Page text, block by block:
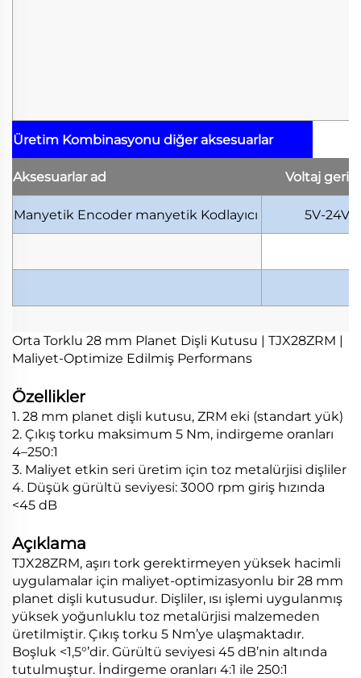
Üretim Kombinasyonu diğer aksesuarlar
Aksesuarlar ad Voltaj
Manyetik Encoder manyetik Kodlayıcı 5V-24V
Orta Torklu 28 mm Planet Dişli Kutusu | TJX28ZRM |
Maliyet-Optimize Edilmiş Performans
Özellikler
1. 28 mm planet dişli kutusu, ZRM eki (standart yük)
2. Çıkış torku maksimum 5 Nm, indirgeme oranları
4–250:1
3. Maliyet etkin seri üretim için toz metalürjisi dişliler
4. Düşük gürültü seviyesi: 3000 rpm giriş hızında
<45 dB
Açıklama
TJX28ZRM, aşırı tork gerektirmeyen yüksek hacimli
uygulamalar için maliyet-optimizasyonlu bir 28 mm
planet dişli kutusudur. Dişliler, ısı işlemi uygulanmış
yüksek yoğunluklu toz metalürjisi malzemeden
üretilmiştir. Çıkış torku 5 Nm’ye ulaşmaktadır.
Boşluk <1,5°’dir. Gürültü seviyesi 45 dB’nin altında
tutulmuştur. İndirgeme oranları 4:1 ile 250:1